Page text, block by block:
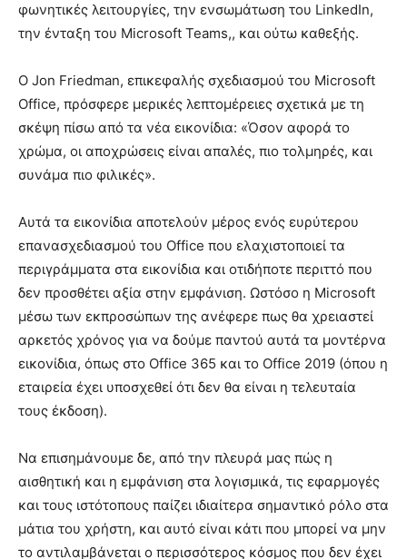
φωνητικές λειτουργίες, την ενσωμάτωση του LinkedIn,
την ένταξη του Microsoft Teams,, και ούτω καθεξής.
Ο Jon Friedman, επικεφαλής σχεδιασμού του Microsoft
Office, πρόσφερε μερικές λεπτομέρειες σχετικά με τη
σκέψη πίσω από τα νέα εικονίδια: «Όσον αφορά το
χρώμα, οι αποχρώσεις είναι απαλές, πιο τολμηρές, και
συνάμα πιο φιλικές».
Αυτά τα εικονίδια αποτελούν μέρος ενός ευρύτερου
επανασχεδιασμού του Office που ελαχιστοποιεί τα
περιγράμματα στα εικονίδια και οτιδήποτε περιττό που
δεν προσθέτει αξία στην εμφάνιση. Ωστόσο η Microsoft
μέσω των εκπροσώπων της ανέφερε πως θα χρειαστεί
αρκετός χρόνος για να δούμε παντού αυτά τα μοντέρνα
εικονίδια, όπως στο Office 365 και το Office 2019 (όπου η
εταιρεία έχει υποσχεθεί ότι δεν θα είναι η τελευταία
τους έκδοση).
Να επισημάνουμε δε, από την πλευρά μας πώς η
αισθητική και η εμφάνιση στα λογισμικά, τις εφαρμογές
και τους ιστότοπους παίζει ιδιαίτερα σημαντικό ρόλο στα
μάτια του χρήστη, και αυτό είναι κάτι που μπορεί να μην
το αντιλαμβάνεται ο περισσότερος κόσμος που δεν έχει